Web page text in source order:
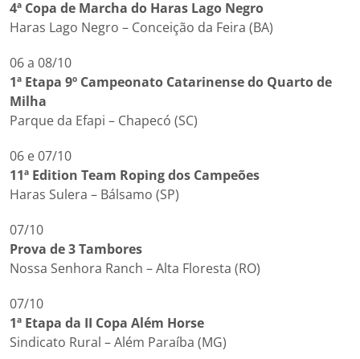
4ª Copa de Marcha do Haras Lago Negro
Haras Lago Negro – Conceição da Feira (BA)
06 a 08/10
1ª Etapa 9º Campeonato Catarinense do Quarto de
Milha
Parque da Efapi – Chapecó (SC)
06 e 07/10
11ª Edition Team Roping dos Campeões
Haras Sulera – Bálsamo (SP)
07/10
Prova de 3 Tambores
Nossa Senhora Ranch – Alta Floresta (RO)
07/10
1ª Etapa da II Copa Além Horse
Sindicato Rural – Além Paraíba (MG)